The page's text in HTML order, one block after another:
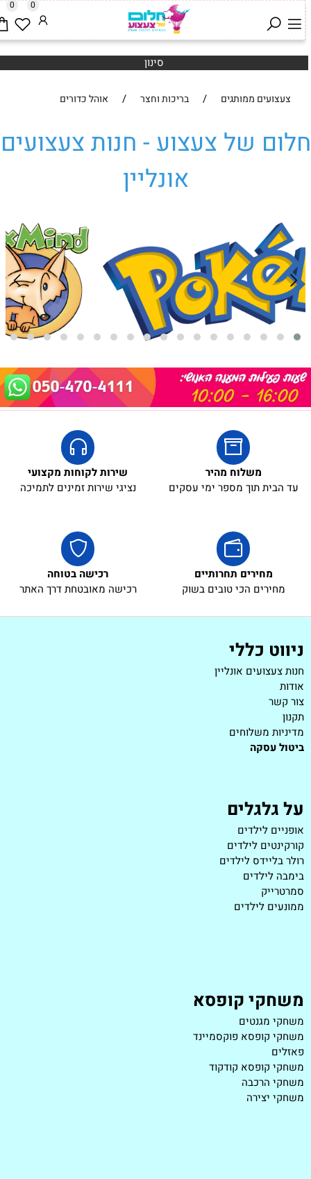
0 0
סינון
צעצועים ממותגים / בריכות וחצר / אוהל כדורים
של צעצוע - חנות צעצועים
אונליין
משלוח מהיר
עד הבית תוך מספר ימי עסקים
שירות לקוחות מקצועי
נציגי שירות זמינים לתמיכה
מחירים תחרותיים
מחירים הכי טובים בשוק
רכישה בטוחה
רכישה מאובטחת דרך האתר
ניווט כללי
חנות צעצועים אונליין
אודות
צור קשר
תקנון
מדיניות משלוחים
ביטול עסקה
על גלגלים
אופניים לילדים
קורקינטים לילדים
רולר בליידס לילדים
בימבה לילדים
סמרטרייק
ממונעים לילדים
משחקי קופסא
משחקי מגנטים
משחקי קופסא פוקסמיינד
פאזלים
משחקי קופסא קודקוד
משחקי הרכבה
משחקי יצירה